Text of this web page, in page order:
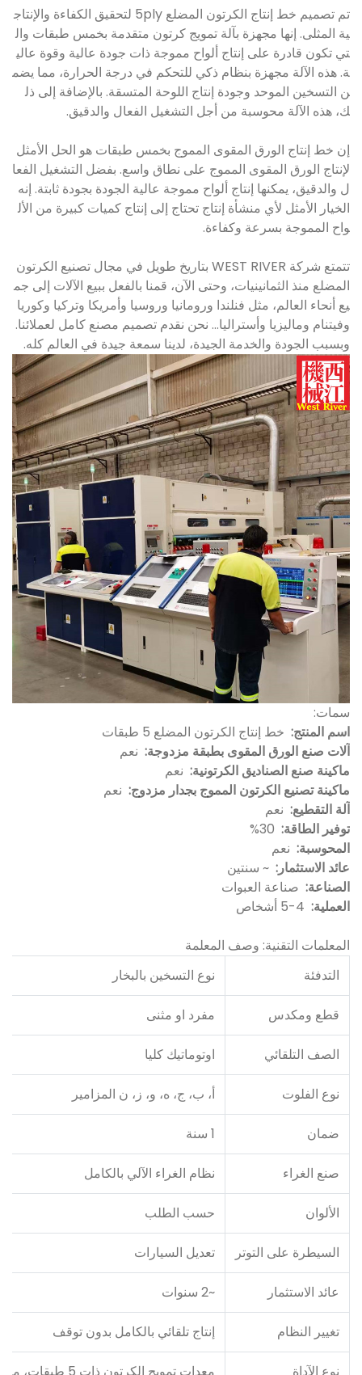
تم تصميم خط إنتاج الكرتون المضلع 5ply لتحقيق الكفاءة والإنتاج
ية المثلى. إنها مجهزة بآلة تمويج كرتون متقدمة بخمس طبقات وال
تي تكون قادرة على إنتاج ألواح مموجة ذات جودة عالية وقوة عالي
ة. هذه الآلة مجهزة بنظام ذكي للتحكم في درجة الحرارة، مما يضم
ن التسخين الموحد وجودة إنتاج اللوحة المتسقة. بالإضافة إلى ذل
ك، هذه الآلة محوسبة من أجل التشغيل الفعال والدقيق.
إن خط إنتاج الورق المقوى المموج بخمس طبقات هو الحل الأمثل
لإنتاج الورق المقوى المموج على نطاق واسع. بفضل التشغيل الفعا
ل والدقيق، يمكنها إنتاج ألواح مموجة عالية الجودة بجودة ثابتة. إنه
الخيار الأمثل لأي منشأة إنتاج تحتاج إلى إنتاج كميات كبيرة من الأل
واح المموجة بسرعة وكفاءة.
تتمتع شركة WEST RIVER بتاريخ طويل في مجال تصنيع الكرتون
المضلع منذ الثمانينيات، وحتى الآن، قمنا بالفعل ببيع الآلات إلى جم
يع أنحاء العالم، مثل فنلندا ورومانيا وروسيا وأمريكا وتركيا وكوريا
وفيتنام وماليزيا وأستراليا... نحن نقدم تصميم مصنع كامل لعملائنا.
وبسبب الجودة والخدمة الجيدة، لدينا سمعة جيدة في العالم كله.
سمات:
اسم المنتج: خط إنتاج الكرتون المضلع 5 طبقات
آلات صنع الورق المقوى بطبقة مزدوجة: نعم
ماكينة صنع الصناديق الكرتونية: نعم
ماكينة تصنيع الكرتون المموج بجدار مزدوج: نعم
آلة التقطيع: نعم
توفير الطاقة:
المحوسبة: نعم
عائد الاستثمار: ~ سنتين
الصناعة: صناعة العبوات
العملية:
المعلمات التقنية: وصف المعلمة
التدفئة
نوع التسخين بالبخار
قطع ومكدس مفرد او مثنى
الصف التلقائي اوتوماتيك كليا
نوع الفلوت أ، ب، ج، ه، و، ز، ن المزامير
ضمان 1 سنة
صنع الغراء نظام الغراء الآلي بالكامل
الألوان حسب الطلب
السيطرة على التوتر تعديل السيارات
عائد الاستثمار ~2 سنوات
تغيير النظام إنتاج تلقائي بالكامل بدون توقف